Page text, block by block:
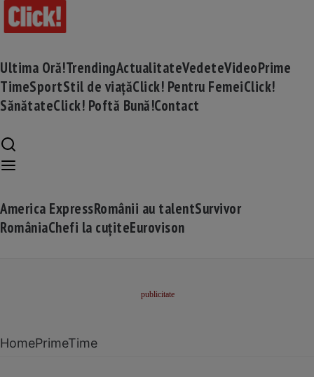
Ultima Oră!TrendingActualitateVedeteVideoPrime
TimeSportStil de viațăClick! Pentru FemeiClick!
SănătateClick! Poftă Bună!Contact
America ExpressRomânii au talentSurvivor
RomâniaChefi la cuțiteEurovison
HomePrimeTime